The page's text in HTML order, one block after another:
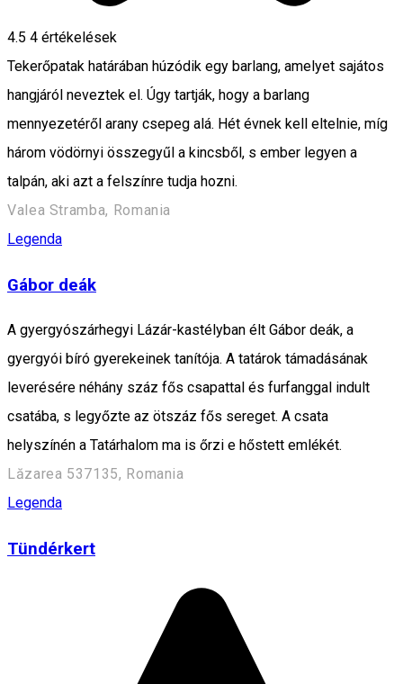
4.5 4 értékelések
Tekerőpatak határában húzódik egy barlang, amelyet sajátos
hangjáról neveztek el. Úgy tartják, hogy a barlang
mennyezetéről arany csepeg alá. Hét évnek kell eltelnie, míg
három vödörnyi összegyűl a kincsből, s ember legyen a
talpán, aki azt a felszínre tudja hozni.
Valea Stramba, Romania
Legenda
Gábor deák
A gyergyószárhegyi Lázár-kastélyban élt Gábor deák, a
gyergyói bíró gyerekeinek tanítója. A tatárok támadásának
leverésére néhány száz fős csapattal és furfanggal indult
csatába, s legyőzte az ötszáz fős sereget. A csata
helyszínén a Tatárhalom ma is őrzi e hőstett emlékét.
Lăzarea 537135, Romania
Legenda
Tündérkert